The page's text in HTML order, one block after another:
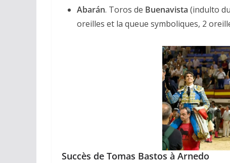
Abarán. Toros de Buenavista (indulto
oreilles et la queue symboliques, 2
Succès de Tomas Bastos à Arnedo